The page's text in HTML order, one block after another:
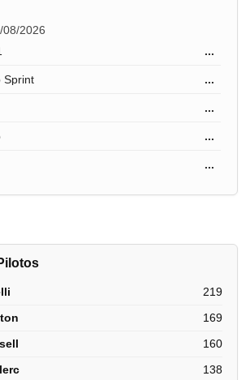
08/2026
...
...
...
...
...
219
169
160
138